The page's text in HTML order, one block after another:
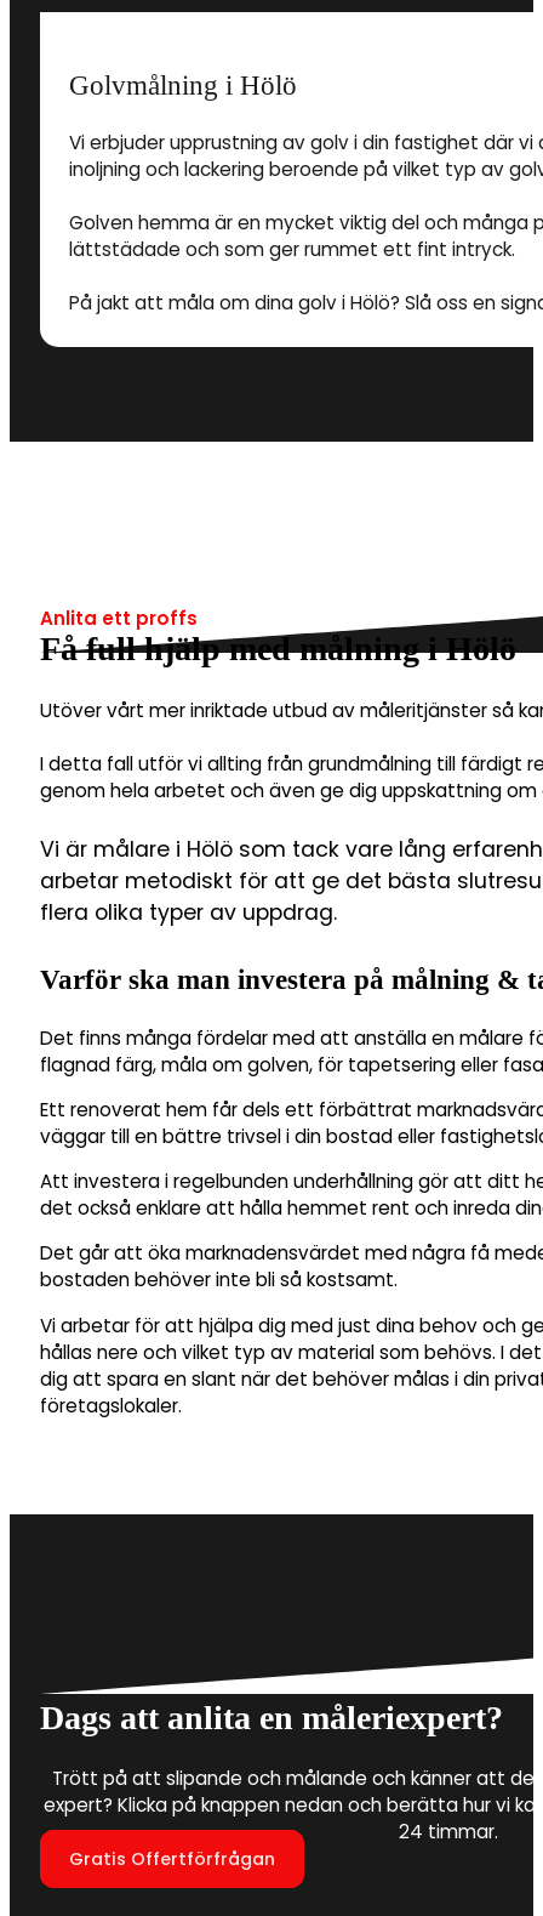
Golvmålning i Hölö
Vi erbjuder upprustning av golv i din fastighet där vi
inoljning och lackering beroende på vilket typ av
Golven hemma är en mycket viktig del och många
lättstädade och som ger rummet ett fint intryck.
På jakt att måla om dina golv i Hölö? Slå oss en
Anlita ett proffs
Få full hjälp med målning i Hölö
Utöver vårt mer inriktade utbud av måleritjänster så
I detta fall utför vi allting från grundmålning till färdigt
genom hela arbetet och även ge dig uppskattning om
Vi är målare i Hölö som tack vare lång
arbetar metodiskt för att ge det bästa
flera olika typer av uppdrag.
Varför ska man investera på målning &
Det finns många fördelar med att anställa en målare
flagnad färg, måla om golven, för tapetsering eller
Ett renoverat hem får dels ett förbättrat
väggar till en bättre trivsel i din bostad eller
Att investera i regelbunden underhållning gör att ditt
det också enklare att hålla hemmet rent och inreda
Det går att öka marknadensvärdet med några få
bostaden behöver inte bli så kostsamt.
Vi arbetar för att hjälpa dig med just dina behov och
hållas nere och vilket typ av material som behövs. I
dig att spara en slant när det behöver målas i din
företagslokaler.
Dags att anlita en måleriexpert?
Trött på att slipande och målande och känner att
expert? Klicka på knappen nedan och berätta hur vi
24 timmar.
Gratis Offertförfrågan